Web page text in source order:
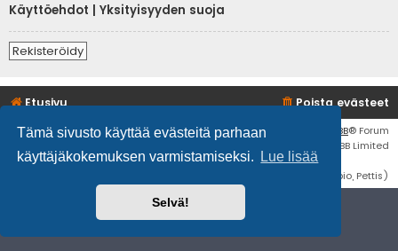
Tämä sivusto käyttää evästeitä parhaan
käyttäjäkokemuksen varmistamiseksi.
Lue lisää
Selvä!
Käyttöehdot
Yksityisyyden suoja
Rekisteröidy
Etusivu Poista evästeet
Flat Style byIan Bradley• Keskustelufoorumin ohjelmisto phpBB® Forum
Software © phpBB Limited
Käännös: phpBB Suomi (lurttinen, harritapio, Pettis)